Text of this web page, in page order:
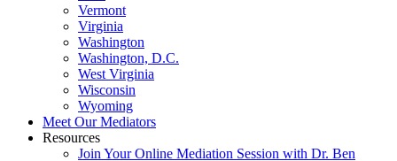
Vermont
Virginia
Washington
Washington, D.C.
West Virginia
Wisconsin
Wyoming
Meet Our Mediators
Resources
Join Your Online Mediation Session with Dr. Ben